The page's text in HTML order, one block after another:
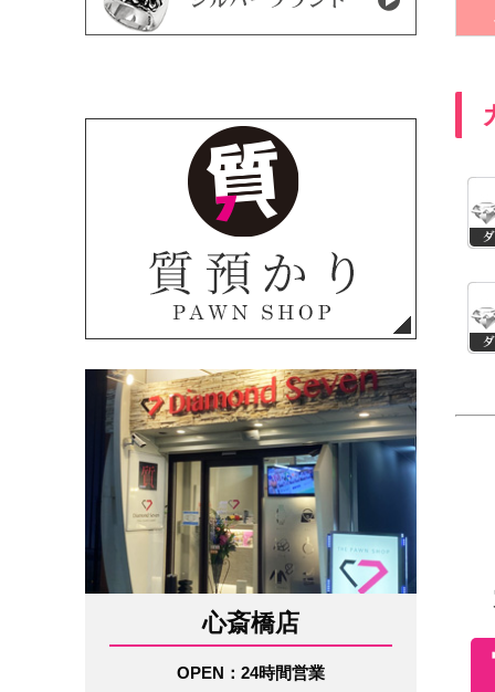
心斎橋店
OPEN：24時間営業